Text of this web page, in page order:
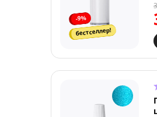
-9%
бестселлер!